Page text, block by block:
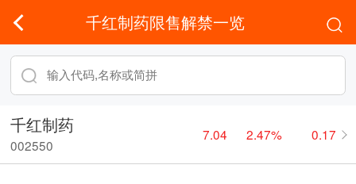
千红制药限售解禁一览
千红制药
002550
7.04 2.47% 0.17